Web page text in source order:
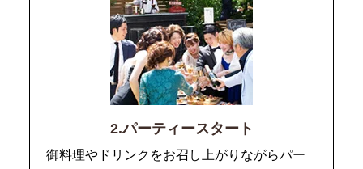
2.パーティースタート
御料理やドリンクをお召し上がりながらパー